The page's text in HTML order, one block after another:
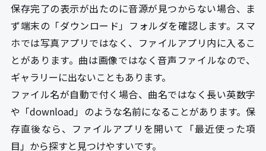
保存完了の表示が出たのに音源が見つからない場合、ま
ず端末の「ダウンロード」フォルダを確認します。スマ
ホでは写真アプリではなく、ファイルアプリ内に入るこ
とがあります。曲は画像ではなく音声ファイルなので、
ギャラリーに出ないこともあります。
ファイル名が自動で付く場合、曲名ではなく長い英数字
や「download」のような名前になることがあります。保
存直後なら、ファイルアプリを開いて「最近使った項
目」から探すと見つけやすいです。